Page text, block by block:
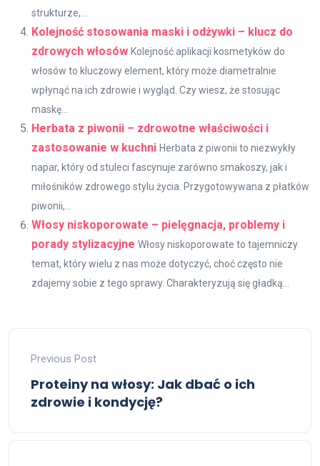
strukturze,...
Kolejność stosowania maski i odżywki – klucz do
zdrowych włosów Kolejność aplikacji kosmetyków do
włosów to kluczowy element, który może diametralnie
wpłynąć na ich zdrowie i wygląd. Czy wiesz, że stosując
maskę...
Herbata z piwonii – zdrowotne właściwości i
zastosowanie w kuchni Herbata z piwonii to niezwykły
napar, który od stuleci fascynuje zarówno smakoszy, jak i
miłośników zdrowego stylu życia. Przygotowywana z płatków
piwonii,...
Włosy niskoporowate – pielęgnacja, problemy i
porady stylizacyjne Włosy niskoporowate to tajemniczy
temat, który wielu z nas może dotyczyć, choć często nie
zdajemy sobie z tego sprawy. Charakteryzują się gładką...
Previous Post
Proteiny na włosy: Jak dbać o ich
zdrowie i kondycję?